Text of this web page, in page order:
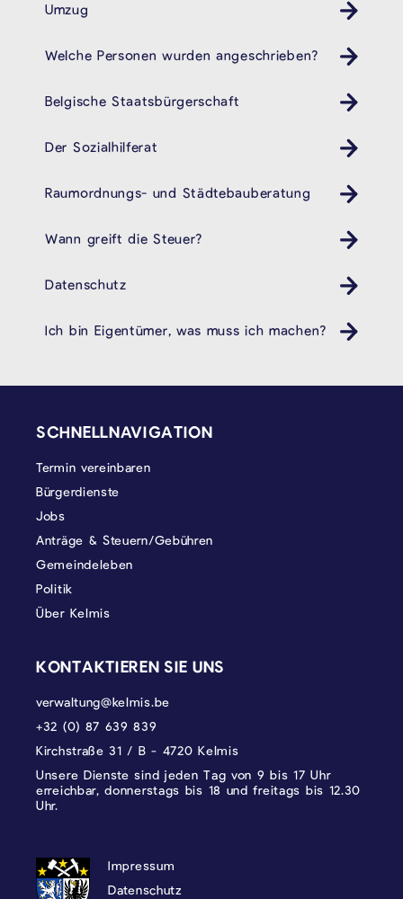
Umzug
Welche Personen wurden angeschrieben?
Belgische Staatsbürgerschaft
Der Sozialhilferat
Raumordnungs- und Städtebauberatung
Wann greift die Steuer?
Datenschutz
Ich bin Eigentümer, was muss ich machen?
SCHNELLNAVIGATION
Termin vereinbaren
Bürgerdienste
Jobs
Anträge & Steuern/Gebühren
Gemeindeleben
Politik
Über Kelmis
KONTAKTIEREN SIE UNS
verwaltung@kelmis.be
+32 (0) 87 639 839
Kirchstraße 31 / B - 4720 Kelmis
Unsere Dienste sind jeden Tag von 9 bis 17 Uhr
erreichbar, donnerstags bis 18 und freitags bis 12.30
Uhr.
DATENSCHUTZ, IMPRESSUM UND
Impressum
Datenschutz